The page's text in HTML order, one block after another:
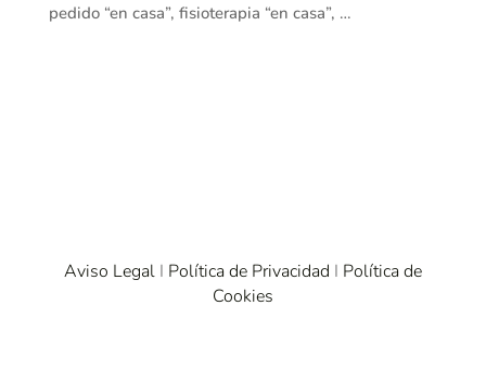
pedido “en casa”, fisioterapia “en casa”, …
Aviso LegalI Política de Privacidad I Política de
Cookies